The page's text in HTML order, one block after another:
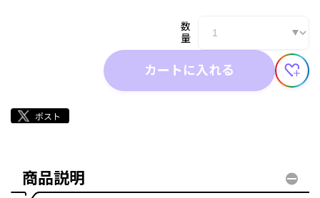
数
量
カートに入れる
商品説明